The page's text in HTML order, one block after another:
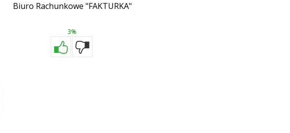
Biuro Rachunkowe "FAKTURKA"
3%